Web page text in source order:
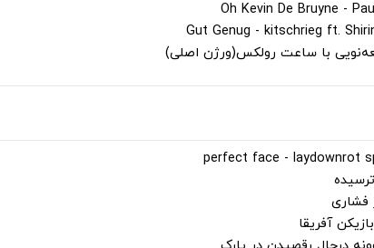
با ساعت رولکس(ورژن اصلی)
فشاری
آفریقا